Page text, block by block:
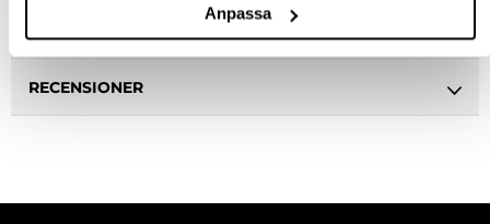
Anpassa
RECENSIONER